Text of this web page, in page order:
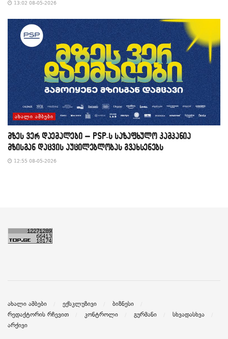
13:02 08-05-2026
ᲐᲮᲐᲚᲘ ᲐᲛᲑᲔᲑᲘ
მზეს ვერ დაემალები – PSP-ს საზაფხულო კამპანია
მზისგან დაცვის აუცილებლობას გვახსენებს
12:55 08-05-2026
ახალი ამბები ექსკლუზივი
ბიზნესი
რედაქტორის რჩევით
კონტროლი გურმანი
სხვადასხვა
არქივი